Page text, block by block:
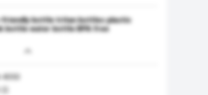
bottle tritan bottles plastic
bottle water bottle BPA free
4050